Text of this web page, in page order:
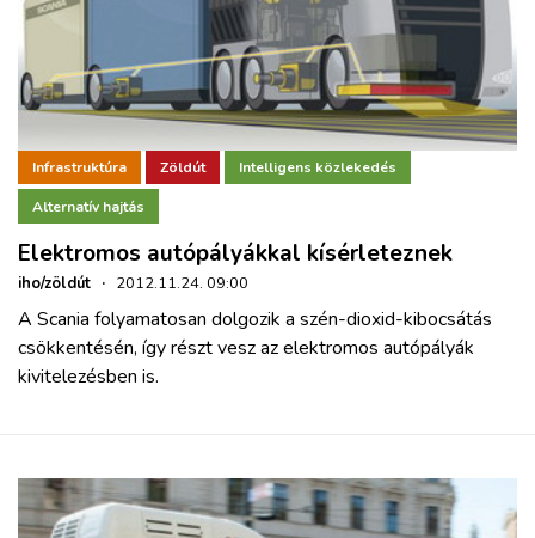
Infrastruktúra Zöldút Intelligens közlekedés
Alternatív hajtás
Elektromos autópályákkal kísérleteznek
iho/zöldút · 2012.11.24. 09:00
A Scania folyamatosan dolgozik a szén-dioxid-kibocsátás
csökkentésén, így részt vesz az elektromos autópályák
kivitelezésben is.